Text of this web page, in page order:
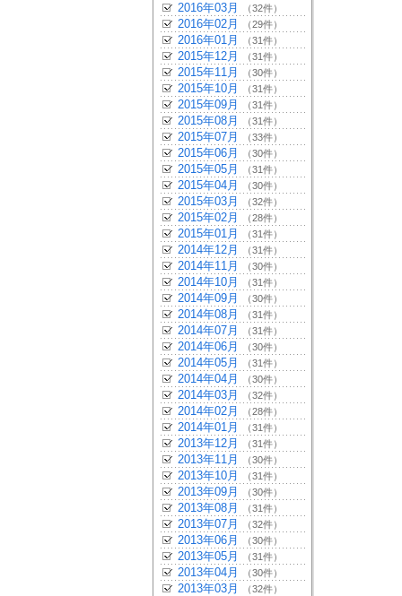
2016年03月 （32件）
2016年02月 （29件）
2016年01月 （31件）
2015年12月 （31件）
2015年11月 （30件）
2015年10月 （31件）
2015年09月 （31件）
2015年08月 （31件）
2015年07月 （33件）
2015年06月 （30件）
2015年05月 （31件）
2015年04月 （30件）
2015年03月 （32件）
2015年02月 （28件）
2015年01月 （31件）
2014年12月 （31件）
2014年11月 （30件）
2014年10月 （31件）
2014年09月 （30件）
2014年08月 （31件）
2014年07月 （31件）
2014年06月 （30件）
2014年05月 （31件）
2014年04月 （30件）
2014年03月 （32件）
2014年02月 （28件）
2014年01月 （31件）
2013年12月 （31件）
2013年11月 （30件）
2013年10月 （31件）
2013年09月 （30件）
2013年08月 （31件）
2013年07月 （32件）
2013年06月 （30件）
2013年05月 （31件）
2013年04月 （30件）
2013年03月 （32件）